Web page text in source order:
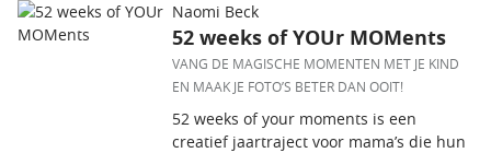
Naomi Beck
52 weeks of YOUr MOMents
VANG DE MAGISCHE MOMENTEN MET JE KIND
EN MAAK JE FOTO’S BETER DAN OOIT!
52 weeks of your moments is een
creatief jaartraject voor mama’s die hun